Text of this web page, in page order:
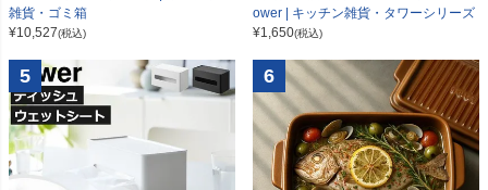
雑貨・ゴミ箱
¥10,527(税込)
ower | キッチン雑貨・タワーシリーズ
¥1,650(税込)
5 6